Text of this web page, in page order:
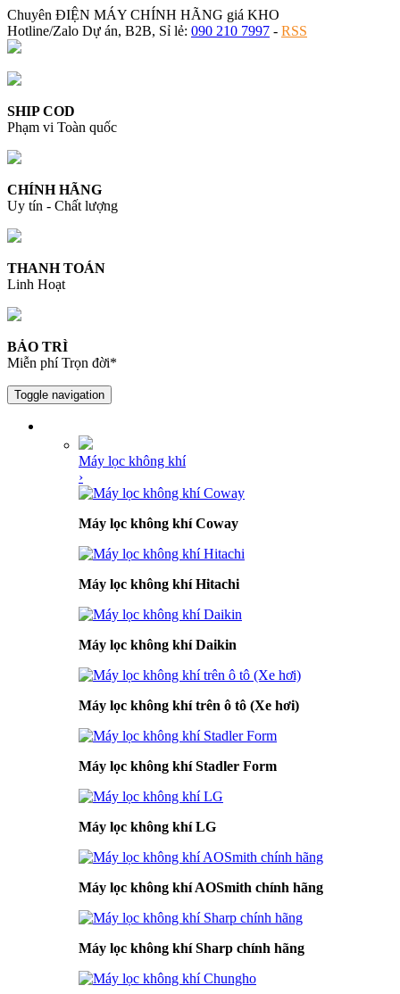
Chuyên ĐIỆN MÁY CHÍNH HÃNG giá KHO
Hotline/Zalo Dự án, B2B, Sỉ lẻ: 090 210 7997 - RSS
SHIP COD
Phạm vi Toàn quốc
CHÍNH HÃNG
Uy tín - Chất lượng
THANH TOÁN
Linh Hoạt
BẢO TRÌ
Miễn phí Trọn đời*
Toggle navigation
Máy lọc không khí
›
Máy lọc không khí Coway
Máy lọc không khí Hitachi
Máy lọc không khí Daikin
Máy lọc không khí trên ô tô (Xe hơi)
Máy lọc không khí Stadler Form
Máy lọc không khí LG
Máy lọc không khí AOSmith chính hãng
Máy lọc không khí Sharp chính hãng